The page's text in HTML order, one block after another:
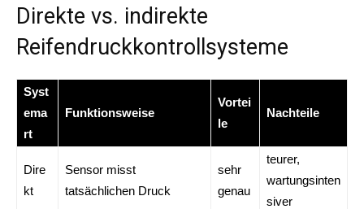
Direkte vs. indirekte
Reifendruckkontrollsysteme
Syst
ema
rt
Funktionsweise
Vortei
le
Nachteile
Dire
kt
Sensor misst
tatsächlichen Druck
sehr
genau
teurer,
wartungsinten
siver